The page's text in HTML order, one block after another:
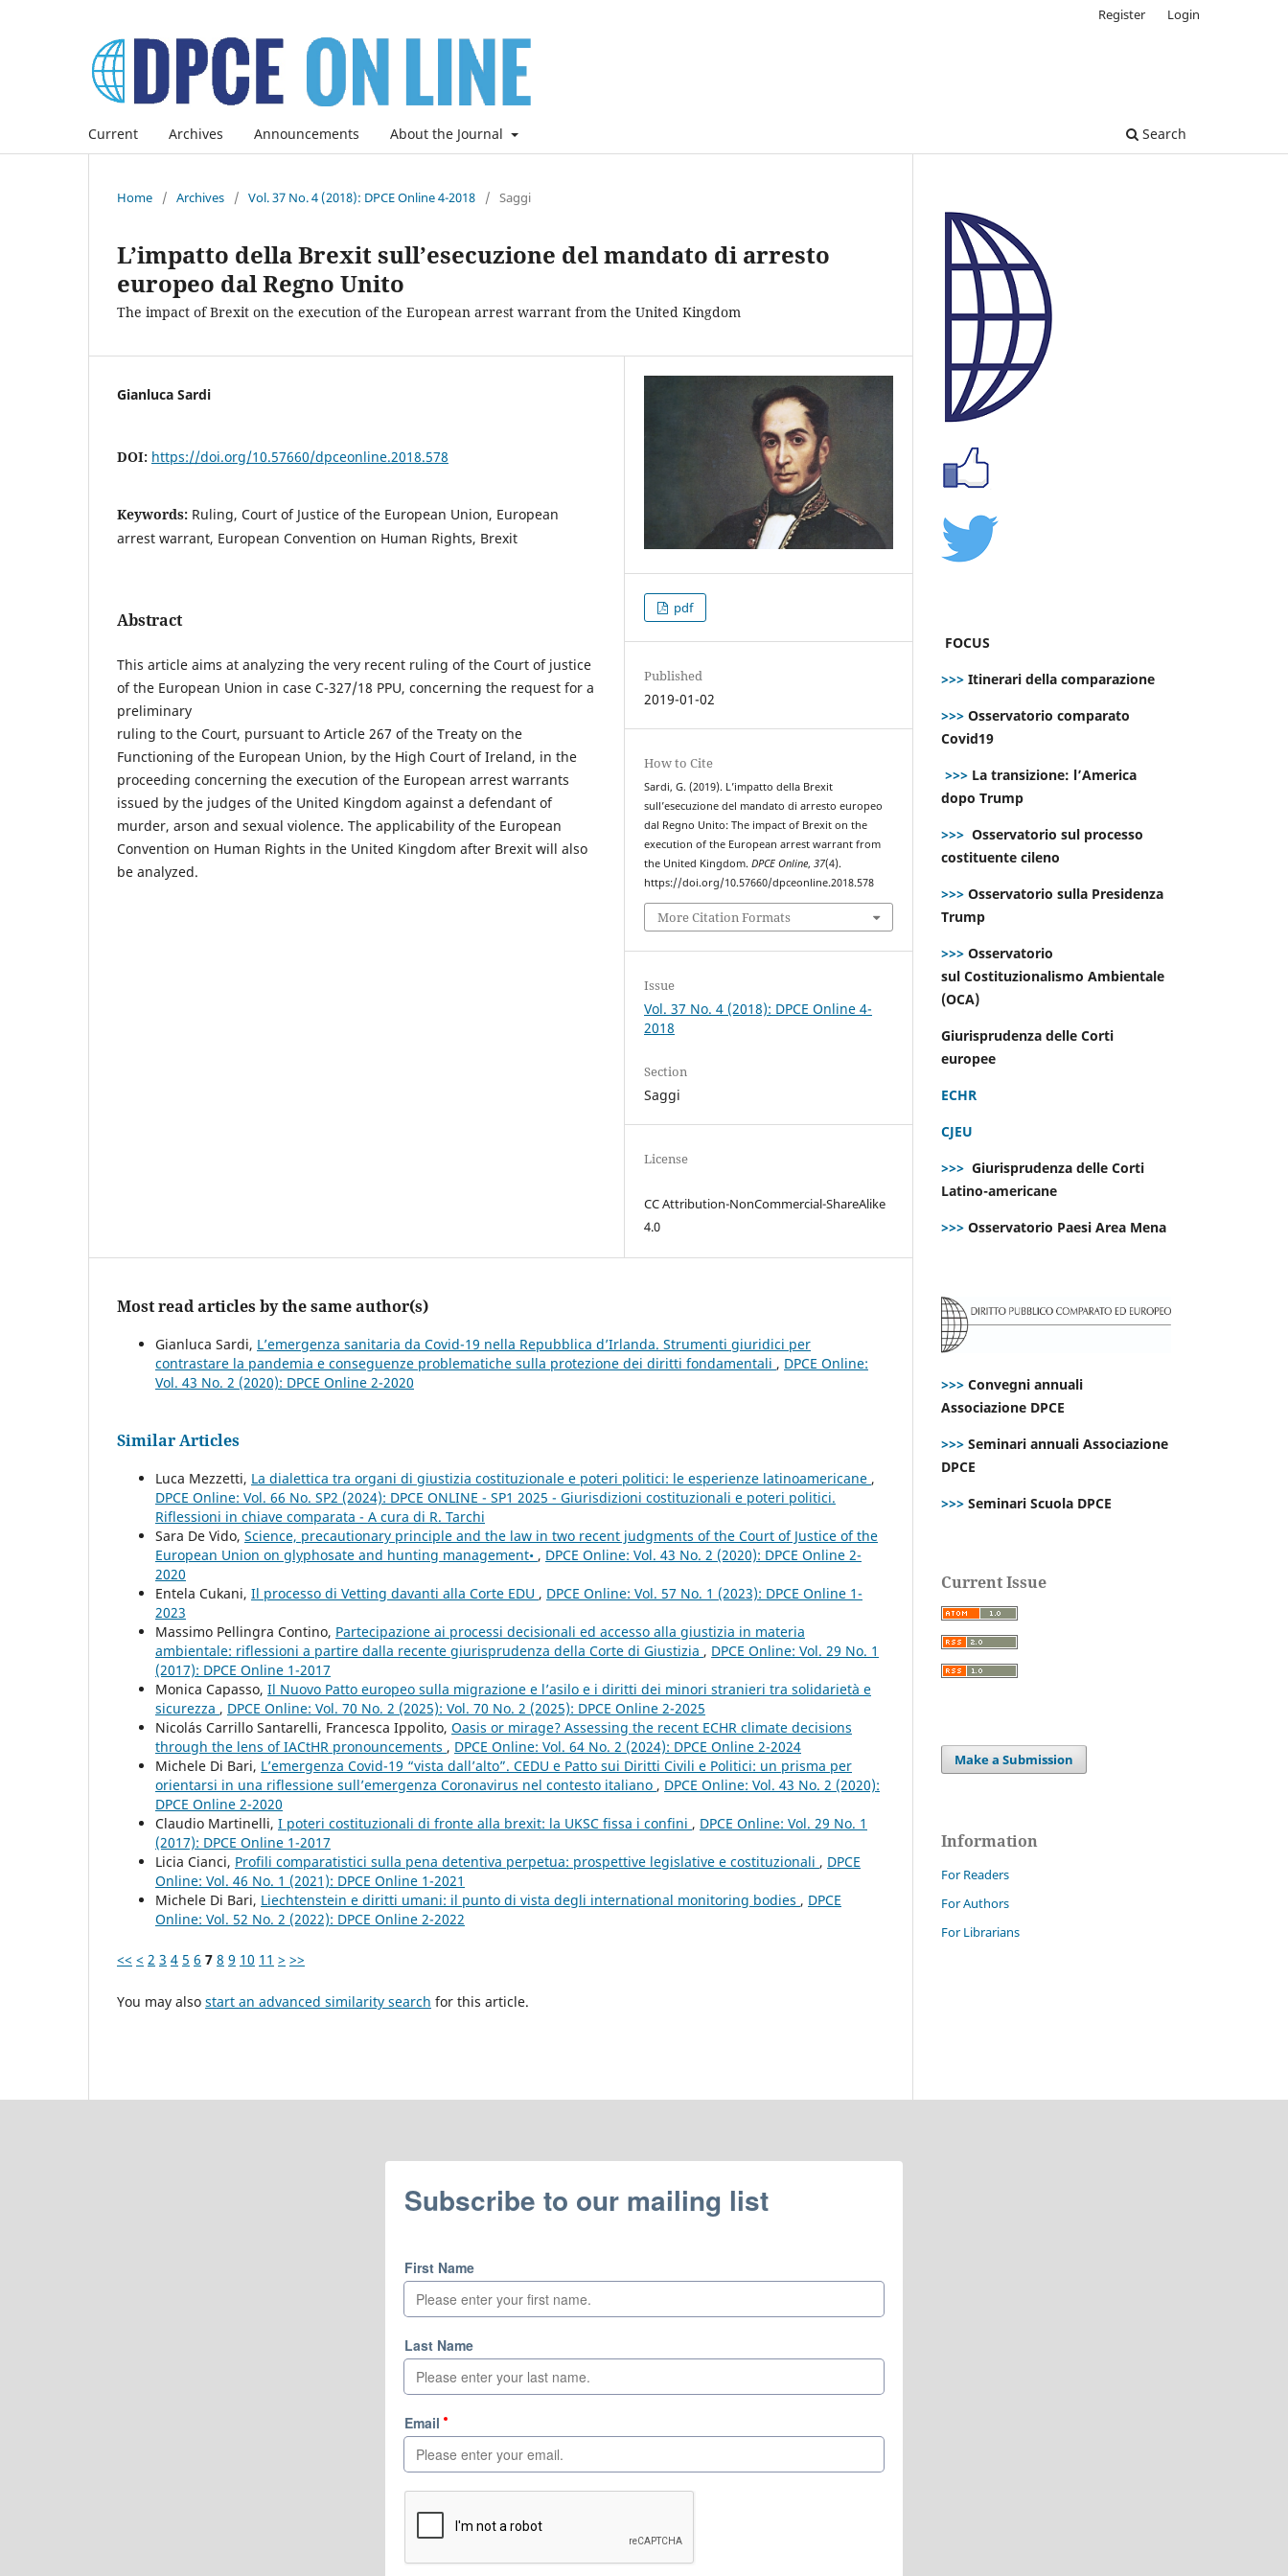
Current Archives Announcements About the Journal Search
Register Login
Home / Archives / Vol. 37 No. 4 (2018): DPCE Online 4-2018 / Saggi
L’impatto della Brexit sull’esecuzione del mandato di arresto
europeo dal Regno Unito
The impact of Brexit on the execution of the European arrest warrant from the United Kingdom
Gianluca Sardi
DOI: https://doi.org/10.57660/dpceonline.2018.578
Keywords: Ruling, Court of Justice of the European Union, European
arrest warrant, European Convention on Human Rights, Brexit
Abstract
This article aims at analyzing the very recent ruling of the Court of justice
of the European Union in case C-327/18 PPU, concerning the request for a
preliminary
ruling to the Court, pursuant to Article 267 of the Treaty on the
Functioning of the European Union, by the High Court of Ireland, in the
proceeding concerning the execution of the European arrest warrants
issued by the judges of the United Kingdom against a defendant of
murder, arson and sexual violence. The applicability of the European
Convention on Human Rights in the United Kingdom after Brexit will also
be analyzed.
pdf
Published
2019-01-02
How to Cite
Sardi, G. (2019). L’impatto della Brexit
sull’esecuzione del mandato di arresto europeo
dal Regno Unito: The impact of Brexit on the
execution of the European arrest warrant from
the United Kingdom.DPCE Online,37(4).
https://doi.org/10.57660/dpceonline.2018.578
More Citation Formats
Issue
Vol. 37 No. 4 (2018): DPCE Online 4-
2018
Section
Saggi
License
CC Attribution-NonCommercial-ShareAlike
4.0
Most read articles by the same author(s)
Gianluca Sardi, L’emergenza sanitaria da Covid-19 nella Repubblica d’Irlanda. Strumenti giuridici per
contrastare la pandemia e conseguenze problematiche sulla protezione dei diritti fondamentali , DPCE Online:
Vol. 43 No. 2 (2020): DPCE Online 2-2020
Similar Articles
Luca Mezzetti, La dialettica tra organi di giustizia costituzionale e poteri politici: le esperienze latinoamericane ,
DPCE Online: Vol. 66 No. SP2 (2024): DPCE ONLINE - SP1 2025 - Giurisdizioni costituzionali e poteri politici.
Riflessioni in chiave comparata - A cura di R. Tarchi
Sara De Vido, Science, precautionary principle and the law in two recent judgments of the Court of Justice of the
European Union on glyphosate and hunting management• , DPCE Online: Vol. 43 No. 2 (2020): DPCE Online 2-
2020
Entela Cukani, Il processo di Vetting davanti alla Corte EDU , DPCE Online: Vol. 57 No. 1 (2023): DPCE Online 1-
2023
Massimo Pellingra Contino, Partecipazione ai processi decisionali ed accesso alla giustizia in materia
ambientale: riflessioni a partire dalla recente giurisprudenza della Corte di Giustizia , DPCE Online: Vol. 29 No. 1
(2017): DPCE Online 1-2017
Monica Capasso, Il Nuovo Patto europeo sulla migrazione e l’asilo e i diritti dei minori stranieri tra solidarietà e
sicurezza , DPCE Online: Vol. 70 No. 2 (2025): Vol. 70 No. 2 (2025): DPCE Online 2-2025
Nicolás Carrillo Santarelli, Francesca Ippolito, Oasis or mirage? Assessing the recent ECHR climate decisions
through the lens of IACtHR pronouncements , DPCE Online: Vol. 64 No. 2 (2024): DPCE Online 2-2024
Michele Di Bari, L’emergenza Covid-19 “vista dall’alto”. CEDU e Patto sui Diritti Civili e Politici: un prisma per
orientarsi in una riflessione sull’emergenza Coronavirus nel contesto italiano , DPCE Online: Vol. 43 No. 2 (2020):
DPCE Online 2-2020
Claudio Martinelli, I poteri costituzionali di fronte alla brexit: la UKSC fissa i confini , DPCE Online: Vol. 29 No. 1
(2017): DPCE Online 1-2017
Licia Cianci, Profili comparatistici sulla pena detentiva perpetua: prospettive legislative e costituzionali , DPCE
Online: Vol. 46 No. 1 (2021): DPCE Online 1-2021
Michele Di Bari, Liechtenstein e diritti umani: il punto di vista degli international monitoring bodies , DPCE
Online: Vol. 52 No. 2 (2022): DPCE Online 2-2022
<< < 2 3 4 5 6 7 8 9 10 11 > >>
You may also start an advanced similarity search for this article.
FOCUS
>>> Itinerari della comparazione
>>> Osservatorio comparato
Covid19
>>> La transizione: l’America
dopo Trump
>>> Osservatorio sul processo
costituente cileno
>>> Osservatorio sulla Presidenza
Trump
>>> Osservatorio
sul Costituzionalismo Ambientale
(OCA)
Giurisprudenza delle Corti
europee
ECHR
CJEU
>>> Giurisprudenza delle Corti
Latino-americane
>>> Osservatorio Paesi Area Mena
>>> Convegni annuali
Associazione DPCE
>>> Seminari annuali Associazione
DPCE
>>> Seminari Scuola DPCE
Current Issue
Make a Submission
Information
For Readers
For Authors
For Librarians